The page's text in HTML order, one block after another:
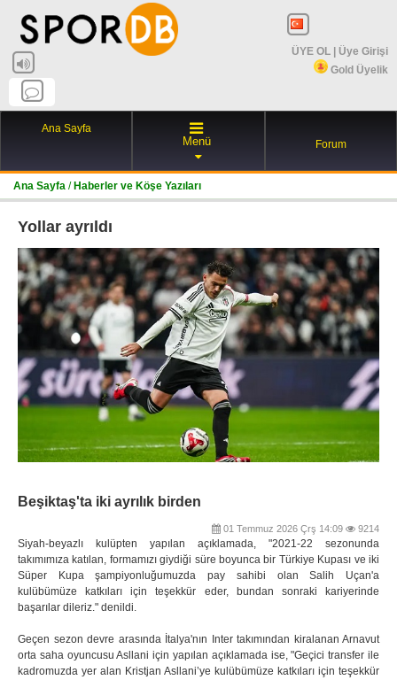
ÜYE OL
Üye Girişi
Gold Üyelik
Ana Sayfa
Menü Forum
Ana Sayfa / Haberler ve Köşe Yazıları
Yollar ayrıldı
Beşiktaş'ta iki ayrılık birden
01 Temmuz 2026 Çrş 14:09 9214
Siyah-beyazlı kulüpten yapılan açıklamada, "2021-22 sezonunda
takımımıza katılan, formamızı giydiği süre boyunca bir Türkiye Kupası ve iki
Süper Kupa şampiyonluğumuzda pay sahibi olan Salih Uçan'a
kulübümüze katkıları için teşekkür eder, bundan sonraki kariyerinde
başarılar dileriz." denildi.
Geçen sezon devre arasında İtalya'nın Inter takımından kiralanan Arnavut
orta saha oyuncusu Asllani için yapılan açıklamada ise, "Geçici transfer ile
kadromuzda yer alan Kristjan Asllani’ye kulübümüze katkıları için teşekkür